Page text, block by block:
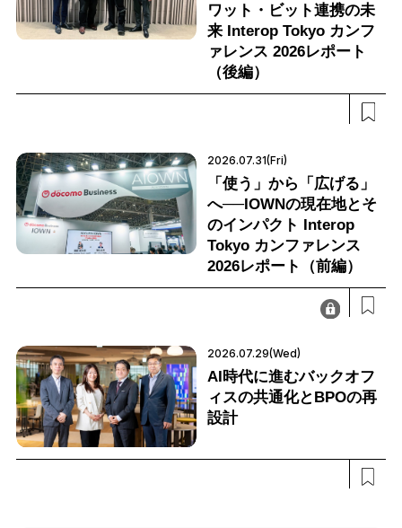
ワット・ビット連携の未
来 Interop Tokyo カンフ
ァレンス 2026レポート
（後編）
2026.07.31(Fri)
「使う」から「広げる」
へ──IOWNの現在地とそ
のインパクト Interop
Tokyo カンファレンス
2026レポート（前編）
2026.07.29(Wed)
AI時代に進むバックオフ
ィスの共通化とBPOの再
設計